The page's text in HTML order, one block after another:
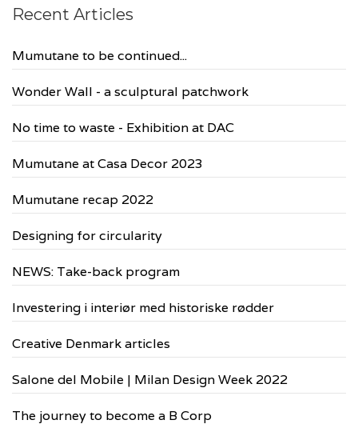
Recent Articles
Mumutane to be continued...
Wonder Wall - a sculptural patchwork
No time to waste - Exhibition at DAC
Mumutane at Casa Decor 2023
Mumutane recap 2022
Designing for circularity
NEWS: Take-back program
Investering i interiør med historiske rødder
Creative Denmark articles
Salone del Mobile | Milan Design Week 2022
The journey to become a B Corp